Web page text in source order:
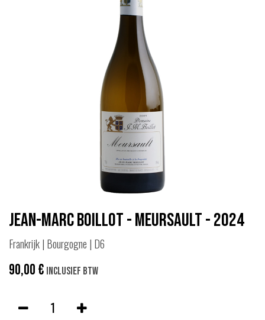
Jean-Marc Boillot - Meursault - 2024
Frankrijk | Bourgogne | D6
90,00€ Inclusief btw